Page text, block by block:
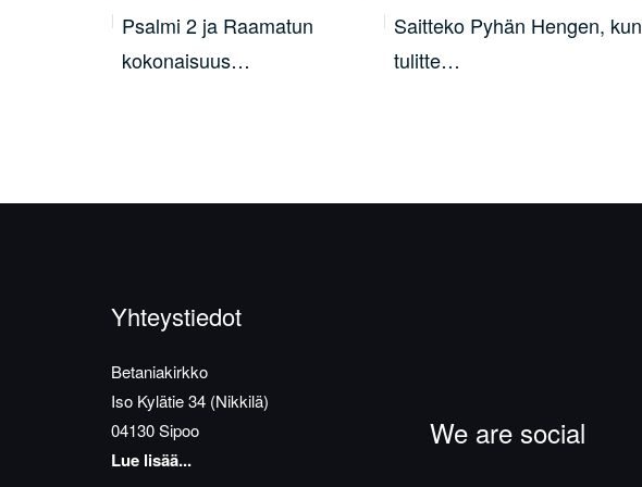
Psalmi 2 ja Raamatun
kokonaisuus…
Saitteko Pyhän Hengen, kun
tulitte…
Yhteystiedot
Betaniakirkko
Iso Kylätie 34 (Nikkilä)
04130 Sipoo
Lue lisää...
We are social